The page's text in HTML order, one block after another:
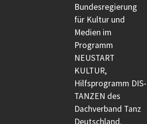
Bundesregierung
für Kultur und
Medien im
Programm
NEUSTART
KULTUR,
Hilfsprogramm DIS-
TANZEN des
Dachverband Tanz
Deutschland.